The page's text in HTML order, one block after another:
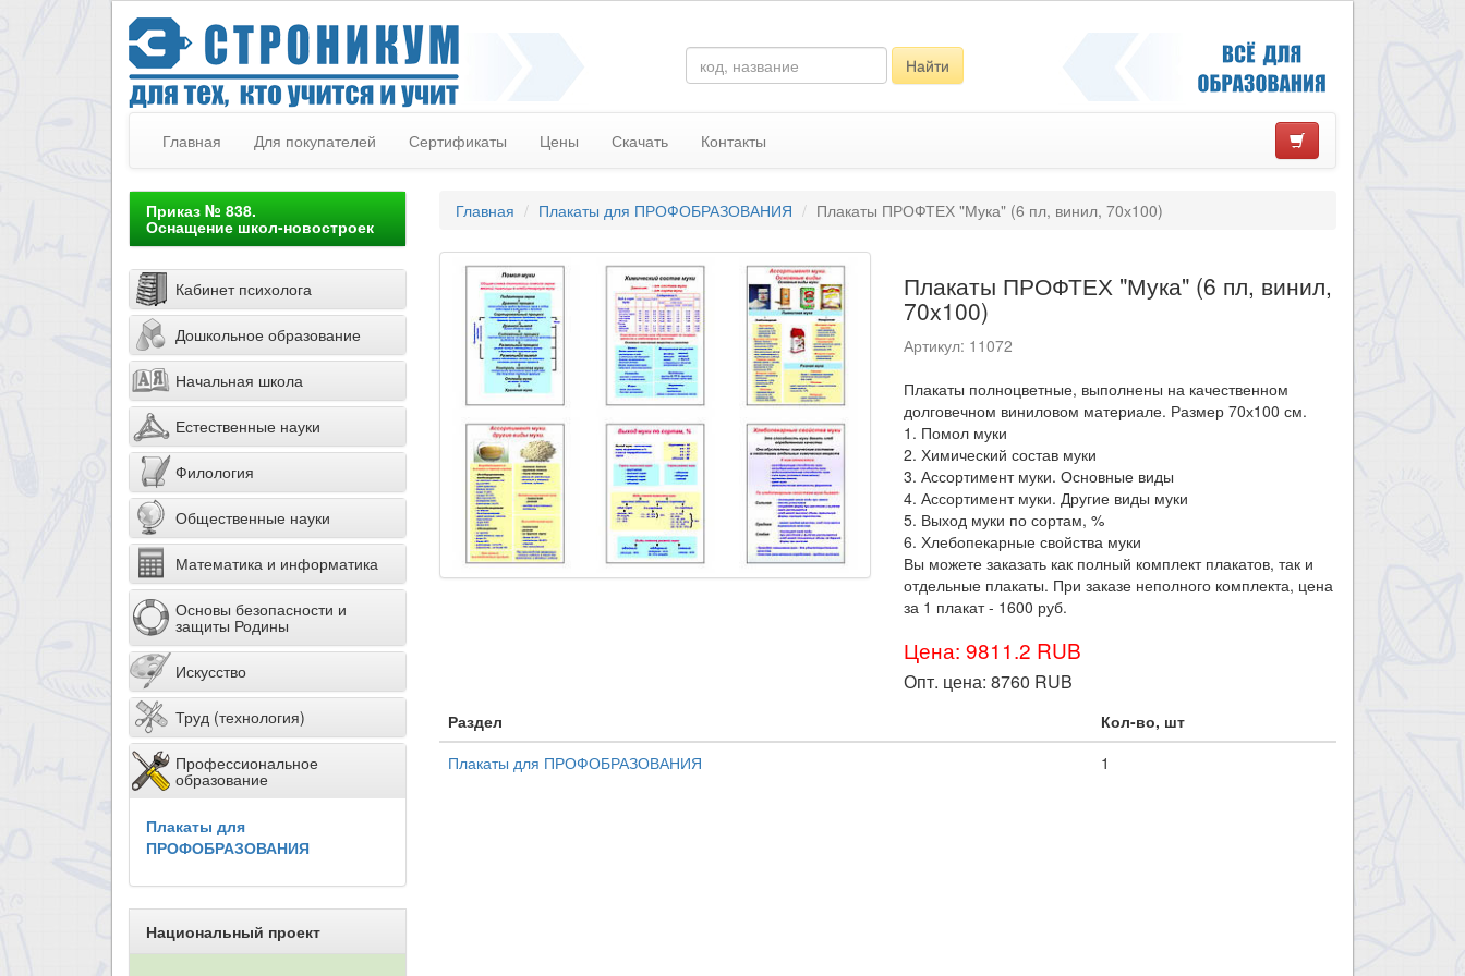
Найти
Главная Для покупателей Сертификаты Цены Скачать Контакты
Приказ № 838.
Оснащение школ-новостроек
Кабинет психолога
Дошкольное образование
Начальная школа
Естественные науки
Филология
Общественные науки
Математика и информатика
Основы безопасности и
защиты Родины
Искусство
Труд (технология)
Профессиональное
образование
Плакаты для
ПРОФОБРАЗОВАНИЯ
Национальный проект
Главная Плакаты для ПРОФОБРАЗОВАНИЯ Плакаты ПРОФТЕХ "Мука" (6 пл, винил, 70х100)
Плакаты ПРОФТЕХ "Мука" (6 пл, винил,
70х100)
Артикул: 11072
Плакаты полноцветные, выполнены на качественном
долговечном виниловом материале. Размер 70х100 см.
1. Помол муки
2. Химический состав муки
3. Ассортимент муки. Основные виды
4. Ассортимент муки. Другие виды муки
5. Выход муки по сортам, %
6. Хлебопекарные свойства муки
Вы можете заказать как полный комплект плакатов, так и
отдельные плакаты. При заказе неполного комплекта, цена
за 1 плакат - 1600 руб.
Цена: 9811.2 RUB
Опт. цена:8760 RUB
Раздел
Кол-во, шт
Плакаты для ПРОФОБРАЗОВАНИЯ
1